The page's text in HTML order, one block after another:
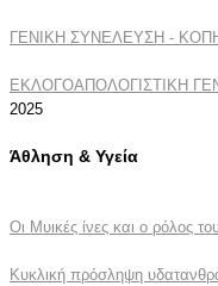
ΓΕΝΙΚΗ ΣΥΝΕΛΕΥΣΗ -
ΕΚΛΟΓΟΑΠΟΛΟΓΙΣΤΙΚΗ
2025
Άθληση & Υγεία
Οι Μυικές ίνες και ο ρόλος
Κυκλική πρόσληψη